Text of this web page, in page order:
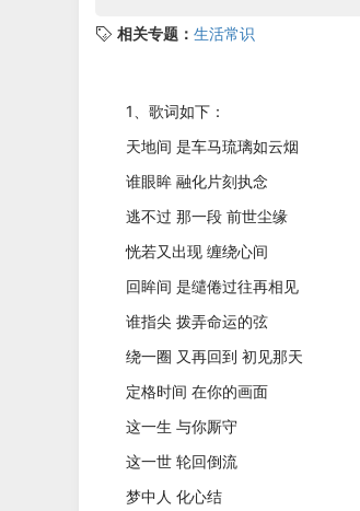
相关专题： 生活常识
1、歌词如下：
天地间 是车马琉璃如云烟
谁眼眸 融化片刻执念
逃不过 那一段 前世尘缘
恍若又出现 缠绕心间
回眸间 是缱倦过往再相见
谁指尖 拨弄命运的弦
绕一圈 又再回到 初见那天
定格时间 在你的画面
这一生 与你厮守
这一世 轮回倒流
梦中人 化心结